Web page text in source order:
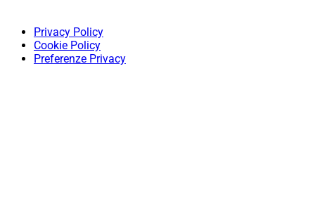
Privacy Policy
Cookie Policy
Preferenze Privacy